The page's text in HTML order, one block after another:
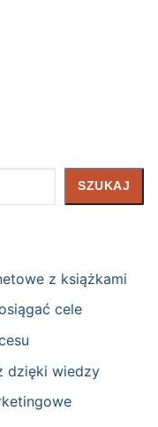
SZUKAJ
z książkami
cele
dzięki wiedzy